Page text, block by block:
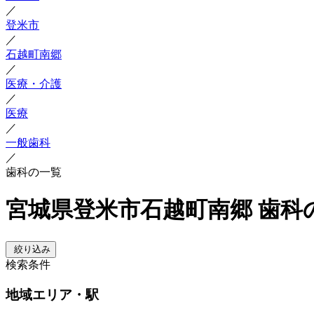
／
登米市
／
石越町南郷
／
医療・介護
／
医療
／
一般歯科
／
歯科の一覧
宮城県登米市石越町南郷 歯科
絞り込み
検索条件
地域エリア・駅